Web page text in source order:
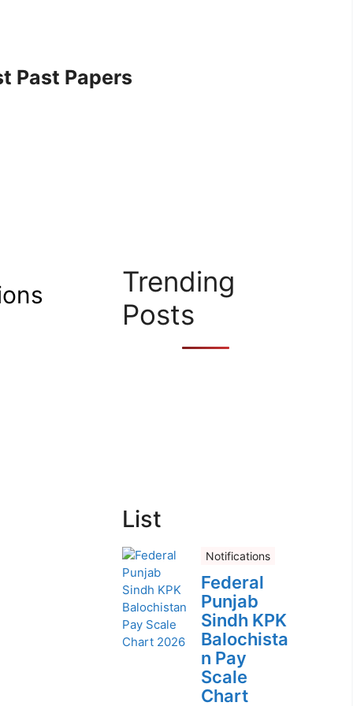
Past Papers
Trending
Posts
List
Notifications
Federal
Punjab
Sindh KPK
Balochista
n Pay
Scale
Chart